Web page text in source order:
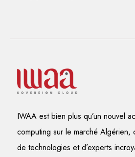
IWAA est bien plus qu’un nouvel
computing sur le marché Algérien,
de technologies et d’experts